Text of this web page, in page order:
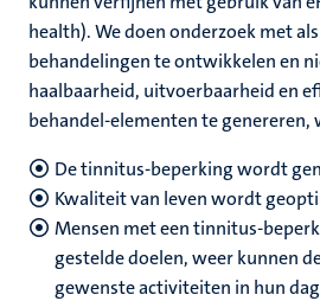
health). We doen onderzoek met
behandelingen te ontwikkelen en
haalbaarheid, uitvoerbaarheid en
behandel-elementen te genereren,
De tinnitus-beperking wordt
Kwaliteit van leven wordt
Mensen met een tinnitus-
gestelde doelen, weer kunnen
gewenste activiteiten in hun